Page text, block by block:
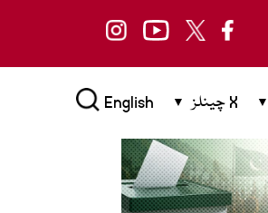
X چینلز English